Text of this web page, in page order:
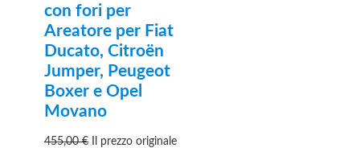
con fori per
Areatore per Fiat
Ducato, Citroën
Jumper, Peugeot
Boxer e Opel
Movano
455,00€
Il prezzo originale